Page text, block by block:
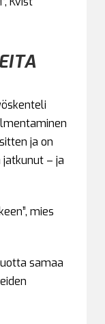
ja on
– ja
mies
samaa